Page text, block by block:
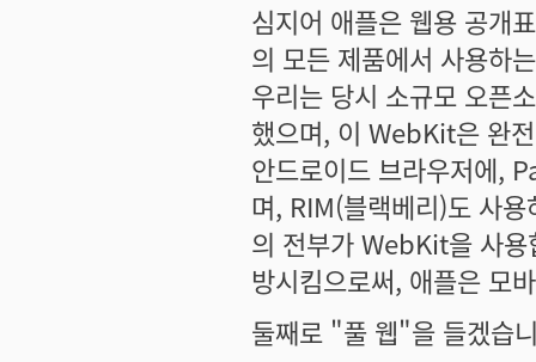
심지어 애플은 웹용 공개
의 모든 제품에서 사용하
우리는 당시 소규모 오픈
했으며, 이 WebKit은 완
안드로이드 브라우저에,
며, RIM(블랙베리)도 사
의 전부가 WebKit을 사
방시킴으로써, 애플은 모
둘째로 "풀 웹"을 들겠습